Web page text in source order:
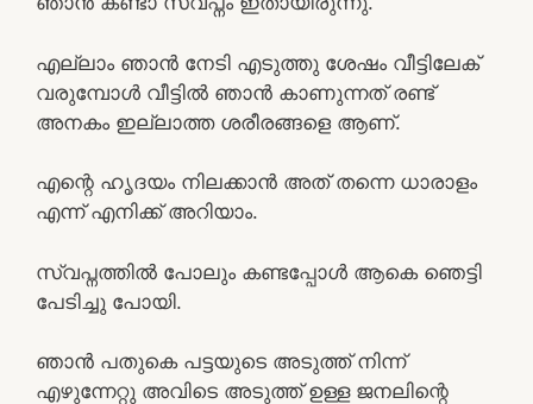
എല്ലാം ഞാൻ നേടി എടുത്തു ശേഷം വീട്ടിലേക്
വരുമ്പോൾ വീട്ടിൽ ഞാൻ കാണുന്നത് രണ്ട്
അനകം ഇല്ലാത്ത ശരീരങ്ങളെ ആണ്.
എന്റെ ഹൃദയം നിലക്കാൻ അത്‌ തന്നെ ധാരാളം
എന്ന് എനിക്ക് അറിയാം.
സ്വപ്നത്തിൽ പോലും കണ്ടപ്പോൾ ആകെ ഞെട്ടി
പേടിച്ചു പോയി.
ഞാൻ പതുകെ പട്ടയുടെ അടുത്ത് നിന്ന്
എഴുന്നേറ്റു അവിടെ അടുത്ത് ഉള്ള ജനലിന്റെ